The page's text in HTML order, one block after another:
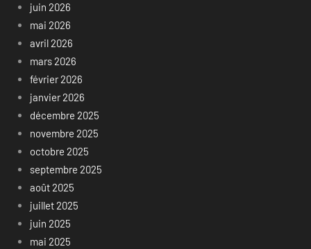
juin 2026
mai 2026
avril 2026
mars 2026
février 2026
janvier 2026
décembre 2025
novembre 2025
octobre 2025
septembre 2025
août 2025
juillet 2025
juin 2025
mai 2025